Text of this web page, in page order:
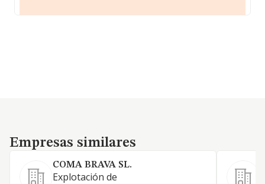
Empresas similares
Empresas similares
COMA BRAVA SL.
Explotación de